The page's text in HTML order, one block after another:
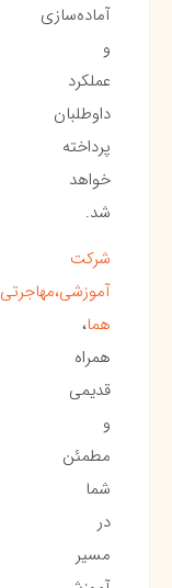
آماده‌سازی
و
عملکرد
داوطلبان
پرداخته
خواهد
شد.
شرکت
آموزشی،مهاجرتی
هما،
همراه
قدیمی
و
مطمئن
شما
در
مسیر